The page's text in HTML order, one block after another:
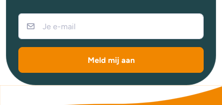
Meld mij aan